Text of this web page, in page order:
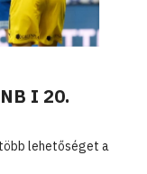
I 20.
lehetőséget a